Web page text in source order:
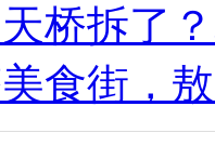
桥拆了
食街，